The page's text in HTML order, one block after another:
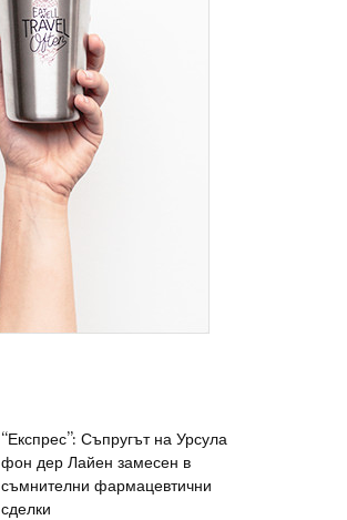
“Експрес”: Съпругът на Урсула
фон дер Лайен замесен в
съмнителни фармацевтични
сделки